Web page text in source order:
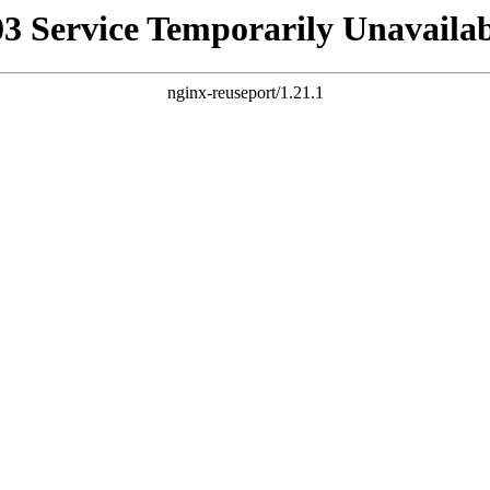
Service Temporarily
nginx-reuseport/1.21.1